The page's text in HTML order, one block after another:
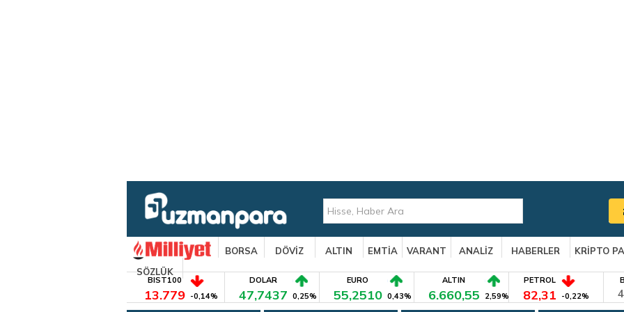
BORSA DÖVİZ ALTIN EMTİA VARANT ANALİZ HABERLER
KRİPTO
SÖZLÜK
BIST100
13.779 -0,14%
DOLAR
47,7437 0,25%
EURO
55,2510 0,43%
ALTIN
6.660,55 2,59%
PETROL
82,31 -0,22%